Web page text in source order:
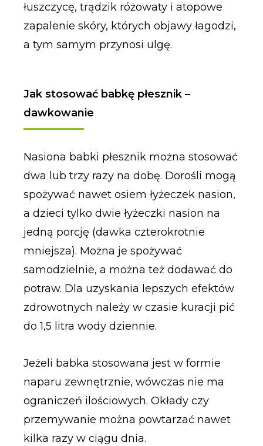
łuszczycę, trądzik różowaty i atopowe
zapalenie skóry, których objawy łagodzi,
a tym samym przynosi ulgę.
Jak stosować babkę płesznik –
dawkowanie
Nasiona babki płesznik można stosować
dwa lub trzy razy na dobę. Dorośli mogą
spożywać nawet osiem łyżeczek nasion,
a dzieci tylko dwie łyżeczki nasion na
jedną porcję (dawka czterokrotnie
mniejsza). Można je spożywać
samodzielnie, a można też dodawać do
potraw. Dla uzyskania lepszych efektów
zdrowotnych należy w czasie kuracji pić
do 1,5 litra wody dziennie.
Jeżeli babka stosowana jest w formie
naparu zewnętrznie, wówczas nie ma
ograniczeń ilościowych. Okłady czy
przemywanie można powtarzać nawet
kilka razy w ciągu dnia.